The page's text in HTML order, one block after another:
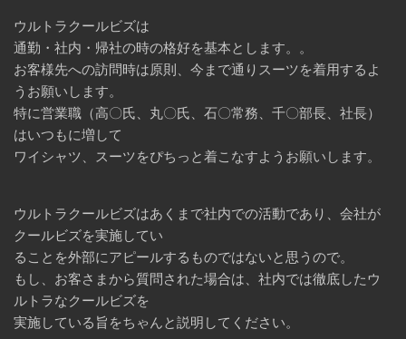
ウルトラクールビズは
通勤・社内・帰社の時の格好を基本とします。。
お客様先への訪問時は原則、今まで通りスーツを着用するよ
うお願いします。
特に営業職（高〇氏、丸〇氏、石〇常務、千〇部長、社長）
はいつもに増して
ワイシャツ、スーツをぴちっと着こなすようお願いします。
ウルトラクールビズはあくまで社内での活動であり、会社が
クールビズを実施してい
ることを外部にアピールするものではないと思うので。
もし、お客さまから質問された場合は、社内では徹底したウ
ルトラなクールビズを
実施している旨をちゃんと説明してください。